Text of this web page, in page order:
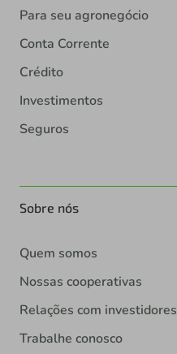
Para seu agronegócio
Conta Corrente
Crédito
Investimentos
Seguros
Sobre nós
Quem somos
Nossas cooperativas
Relações com investidores
Trabalhe conosco